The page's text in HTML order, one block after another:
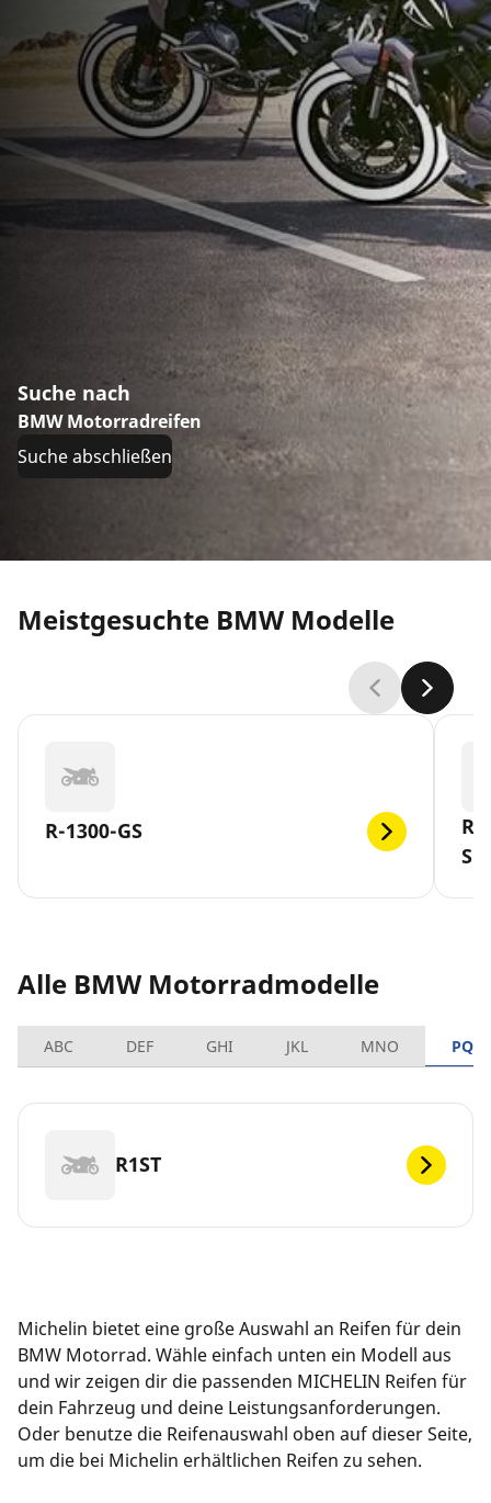
Suche nach
BMW Motorradreifen
Suche abschließen
Meistgesuchte BMW Modelle
R-1300-GS
R-
Alle BMW Motorradmodelle
ABC DEF GHI JKL MNO PQRS
R1ST
Michelin bietet eine große Auswahl an Reifen für dein
BMW Motorrad. Wähle einfach unten ein Modell aus
und wir zeigen dir die passenden MICHELIN Reifen für
dein Fahrzeug und deine Leistungsanforderungen.
Oder benutze die Reifenauswahl oben auf dieser Seite,
um die bei Michelin erhältlichen Reifen zu sehen.